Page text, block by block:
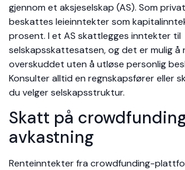
gjennom et aksjeselskap (AS). Som
beskattes leieinntekter som
prosent. I et AS skattlegges inntekter til
selskapsskattesatsen, og det er mulig å
overskuddet uten å utløse personlig
Konsulter alltid en regnskapsfører eller
du velger selskapsstruktur.
Skatt på
avkastning
Renteinntekter fra crowdfunding-